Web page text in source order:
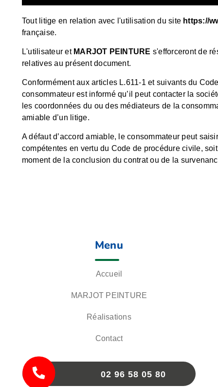
Tout litige en relation avec l'utilisation du site https://
française.
L'utilisateur et MARJOT PEINTURE s'efforceront de
relatives au présent document.
Conformément aux articles L.611-1 et suivants du
consommateur est informé qu’il peut contacter la
les coordonnées du ou des médiateurs de la
amiable d’un litige.
A défaut d’accord amiable, le consommateur peut
compétentes en vertu du Code de procédure civile,
moment de la conclusion du contrat ou de la
Menu
Accueil
MARJOT PEINTURE
Réalisations
Contact
02 96 58 05 80